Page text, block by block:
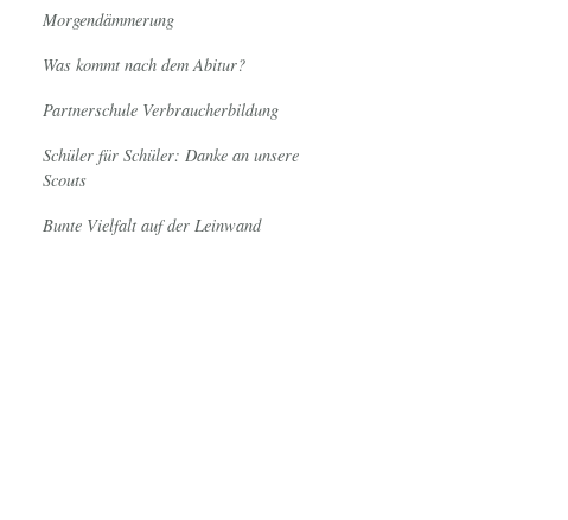
Morgendämmerung
Was kommt nach dem Abitur?
Partnerschule Verbraucherbildung
Schüler für Schüler: Danke an unsere
Scouts
Bunte Vielfalt auf der Leinwand